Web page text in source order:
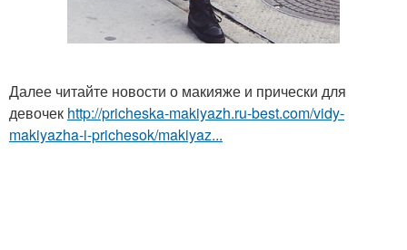
Далее читайте новости о макияже и прически для
девочек http://pricheska-makiyazh.ru-best.com/vidy-
makiyazha-i-prichesok/makiyaz...